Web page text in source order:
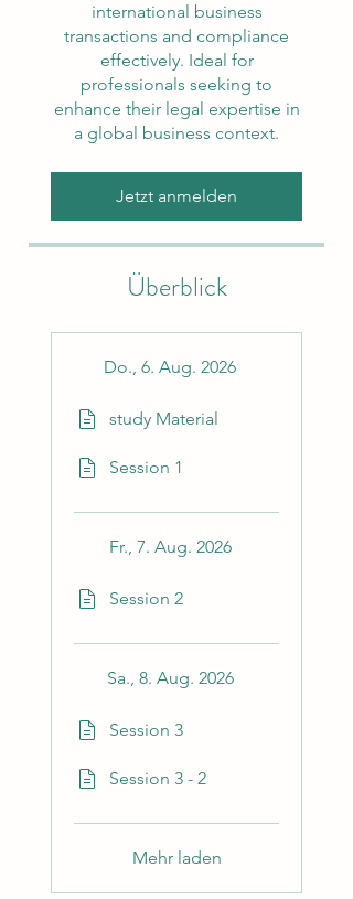
international business
transactions and compliance
effectively. Ideal for
professionals seeking to
enhance their legal expertise in
a global business context.
Jetzt anmelden
Überblick
Do., 6. Aug. 2026
study Material
Session 1
Fr., 7. Aug. 2026
Session 2
Sa., 8. Aug. 2026
Session 3
Session 3 - 2
Mehr laden